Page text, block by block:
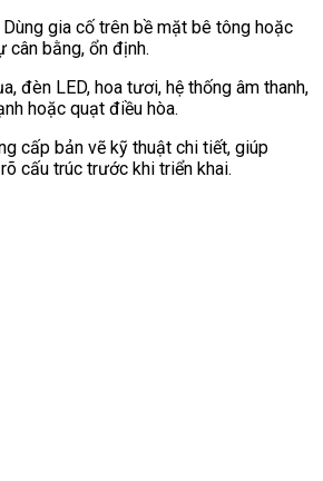
Dùng gia cố trên bề mặt bê tông hoặc
bằng, ổn định.
đèn LED, hoa tươi, hệ thống âm thanh,
hoặc quạt điều hòa.
cấp bản vẽ kỹ thuật chi tiết, giúp
cấu trúc trước khi triển khai.